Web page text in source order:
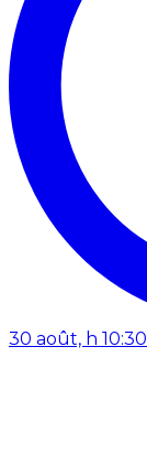
30 août, h 10:30